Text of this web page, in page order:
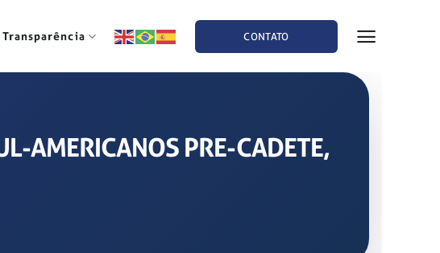
Transparência CONTATO
AMERICANOS PRE-CADETE,